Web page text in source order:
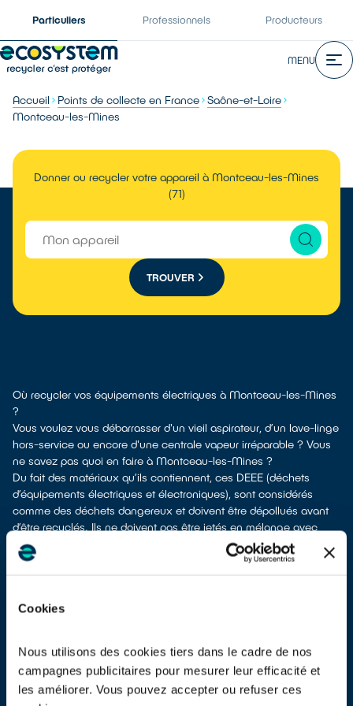
Cookies
Nous utilisons des cookies tiers dans le cadre de nos
campagnes publicitaires pour mesurer leur efficacité et
les améliorer. Vous pouvez accepter ou refuser ces
Particuliers Professionnels Producteurs
MENU
Accueil Points de collecte en France Saône-et-Loire
Montceau-les-Mines
Donner ou recycler votre appareil à Montceau-les-Mines
(71)
TROUVER
Où recycler vos équipements électriques à Montceau-les-Mines
?
Vous voulez vous débarrasser d'un vieil aspirateur, d’un lave-linge
hors-service ou encore d'une centrale vapeur irréparable ? Vous
ne savez pas quoi en faire à Montceau-les-Mines ?
Du fait des matériaux qu’ils contiennent, ces DEEE (déchets
d’équipements électriques et électroniques), sont considérés
comme des déchets dangereux et doivent être dépollués avant
d’être recyclés. Ils ne doivent pas être jetés en mélange avec
d’autres types de déchets tels que les emballages ménagers, le
mobilier usagé, les ordures ménagères,... ! Cela rendrait
recyclage pour vous séparer de vos anciens équipements
don à une association caricativesi votre appareil est en état de
marche ou réparable
dépôt en déchetterie